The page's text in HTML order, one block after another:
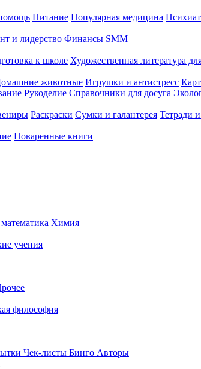
Питание Популярная медицина
и лидерство Финансы SMM
к школе Художественная литература
животные Игрушки и антистресс
Рукоделие Справочники для досуга
Раскраски Сумки и галантерея Тетради
Поваренные книги
Химия
учения
философия
Чек-листы Бинго Авторы